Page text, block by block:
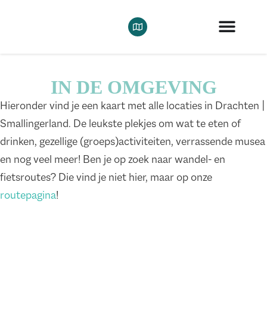
IN DE OMGEVING
Hieronder vind je een kaart met alle locaties in Drachten |
Smallingerland. De leukste plekjes om wat te eten of
drinken, gezellige (groeps)activiteiten, verrassende musea
en nog veel meer! Ben je op zoek naar wandel- en
fietsroutes? Die vind je niet hier, maar op onze
routepagina!